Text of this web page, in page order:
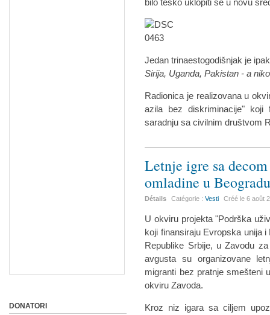
bilo teško uklopiti se u novu
Jedan trinaestogodišnjak je
Sirija, Uganda, Pakistan - a
Radionica je realizovana u
azila bez diskriminacije" koji
saradnju sa civilnim društvom
Letnje igre sa
omladine u
Détails Catégorie :Vesti Créé le6 août
U okviru projekta "Podrška
koji finansiraju Evropska unija
Republike Srbije, u Zavodu
avgusta su organizovane
migranti bez pratnje smešteni
okviru Zavoda.
Kroz niz igara sa ciljem
DONATORI